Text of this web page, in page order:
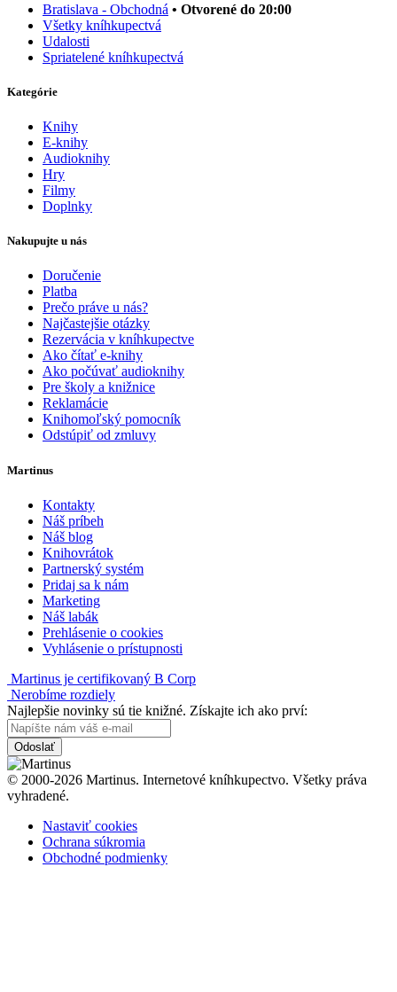
Bratislava - Obchodná • Otvorené do 20:00
Všetky kníhkupectvá
Udalosti
Spriatelené kníhkupectvá
Kategórie
Knihy
E-knihy
Audioknihy
Hry
Filmy
Doplnky
Nakupujte u nás
Doručenie
Platba
Prečo práve u nás?
Najčastejšie otázky
Rezervácia v kníhkupectve
Ako čítať e-knihy
Ako počúvať audioknihy
Pre školy a knižnice
Reklamácie
Knihomoľský pomocník
Odstúpiť od zmluvy
Martinus
Kontakty
Náš príbeh
Náš blog
Knihovrátok
Partnerský systém
Pridaj sa k nám
Marketing
Náš labák
Prehlásenie o cookies
Vyhlásenie o prístupnosti
Martinus je certifikovaný B Corp
Nerobíme rozdiely
Najlepšie novinky sú tie knižné. Získajte ich ako prví:
Odoslať
© 2000-2026 Martinus. Internetové kníhkupectvo. Všetky práva
vyhradené.
Nastaviť cookies
Ochrana súkromia
Obchodné podmienky